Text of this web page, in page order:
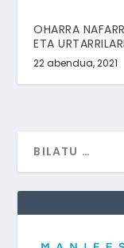
OHARRA
ETA
22 abendua, 2021